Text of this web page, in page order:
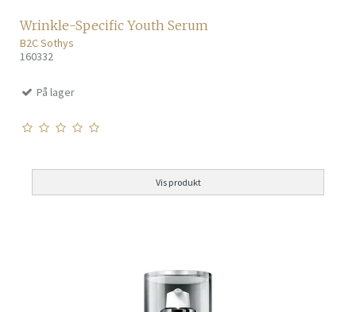
Wrinkle-Specific Youth Serum
B2C Sothys
160332
På lager
Vis produkt